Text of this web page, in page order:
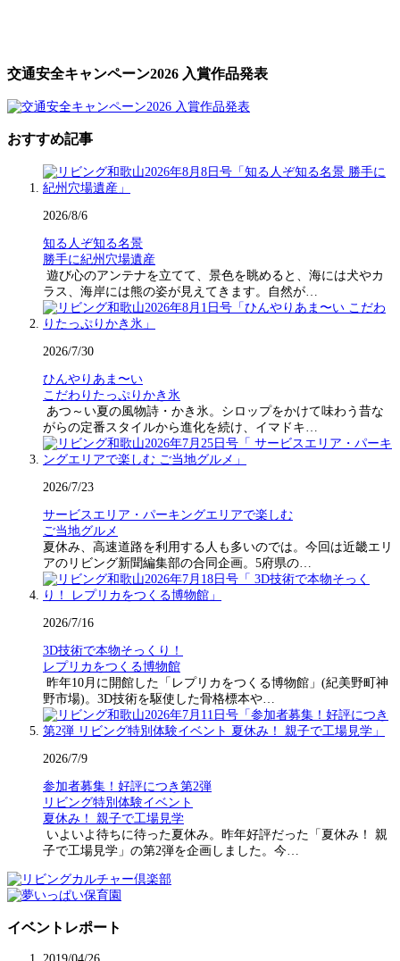
交通安全キャンペーン2026 入賞作品発表
おすすめ記事
2026/8/6
知る人ぞ知る名景
勝手に紀州穴場遺産
遊び心のアンテナを立てて、景色を眺めると、海には犬やカ
ラス、海岸には熊の姿が見えてきます。自然が…
2026/7/30
ひんやりあま〜い
こだわりたっぷりかき氷
あつ～い夏の風物詩・かき氷。シロップをかけて味わう昔な
がらの定番スタイルから進化を続け、イマドキ…
2026/7/23
サービスエリア・パーキングエリアで楽しむ
ご当地グルメ
夏休み、高速道路を利用する人も多いのでは。今回は近畿エリ
アのリビング新聞編集部の合同企画。5府県の…
2026/7/16
3D技術で本物そっくり！
レプリカをつくる博物館
昨年10月に開館した「レプリカをつくる博物館」(紀美野町神
野市場)。3D技術を駆使した骨格標本や…
2026/7/9
参加者募集！好評につき第2弾
リビング特別体験イベント
夏休み！ 親子で工場見学
いよいよ待ちに待った夏休み。昨年好評だった「夏休み！ 親
子で工場見学」の第2弾を企画しました。今…
イベントレポート